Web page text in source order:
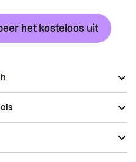
het kosteloos uit